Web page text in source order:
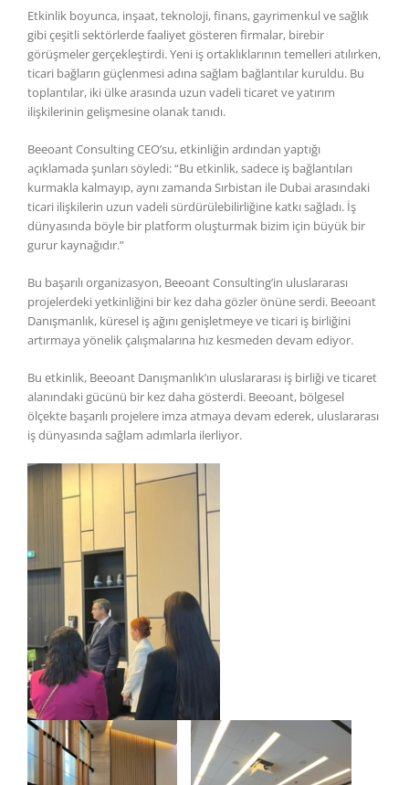
Etkinlik boyunca, inşaat, teknoloji, finans, gayrimenkul ve sağlık
gibi çeşitli sektörlerde faaliyet gösteren firmalar, birebir
görüşmeler gerçekleştirdi. Yeni iş ortaklıklarının temelleri atılırken,
ticari bağların güçlenmesi adına sağlam bağlantılar kuruldu. Bu
toplantılar, iki ülke arasında uzun vadeli ticaret ve yatırım
ilişkilerinin gelişmesine olanak tanıdı.
Beeoant Consulting CEO’su, etkinliğin ardından yaptığı
açıklamada şunları söyledi: “Bu etkinlik, sadece iş bağlantıları
kurmakla kalmayıp, aynı zamanda Sırbistan ile Dubai arasındaki
ticari ilişkilerin uzun vadeli sürdürülebilirliğine katkı sağladı. İş
dünyasında böyle bir platform oluşturmak bizim için büyük bir
gurur kaynağıdır.”
Bu başarılı organizasyon, Beeoant Consulting’in uluslararası
projelerdeki yetkinliğini bir kez daha gözler önüne serdi. Beeoant
Danışmanlık, küresel iş ağını genişletmeye ve ticari iş birliğini
artırmaya yönelik çalışmalarına hız kesmeden devam ediyor.
Bu etkinlik, Beeoant Danışmanlık’ın uluslararası iş birliği ve ticaret
alanındaki gücünü bir kez daha gösterdi. Beeoant, bölgesel
ölçekte başarılı projelere imza atmaya devam ederek, uluslararası
iş dünyasında sağlam adımlarla ilerliyor.